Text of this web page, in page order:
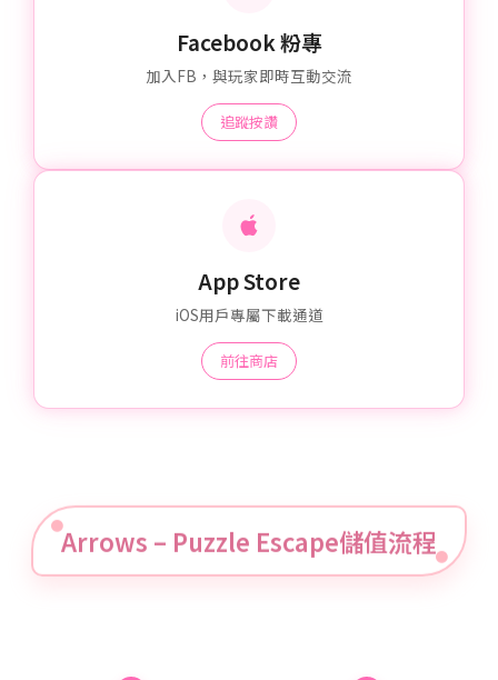
Facebook 粉專
加入FB，與玩家即時互動交流
追蹤按讚
App Store
iOS用戶專屬下載通道
前往商店
Arrows – Puzzle Escape儲值流程